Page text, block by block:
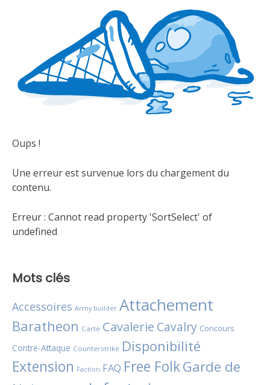
Oups !
Une erreur est survenue lors du chargement du
contenu.
Erreur : Cannot read property 'SortSelect' of
undefined
Mots clés
Accessoires Army builder Attachement
Baratheon Carte Cavalerie Cavalry Concours
Contre-Attaque Counterstrike Disponibilité
Extension Faction FAQ Free FolkGarde de